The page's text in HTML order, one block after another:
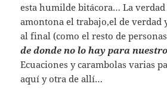
esta humilde bitácora… La verdad
amontona el trabajo,el de verdad
al final (como el resto de
de donde no lo hay para
Ecuaciones y carambolas varias
aquí y otra de allí…